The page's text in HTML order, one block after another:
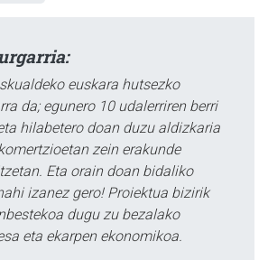
euskara hutsezko
da; egunero 10 udalerriren berri
hilabetero doan duzu aldizkaria
zein erakunde
Eta orain doan bidaliko
izanez gero! Proiektua bizirik
dugu zu bezalako
eta ekarpen ekonomikoa.